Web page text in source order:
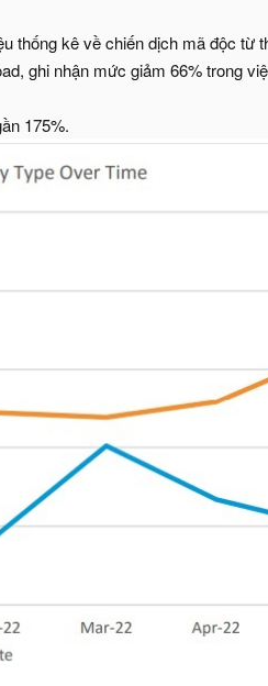
thống kê về chiến dịch mã độc từ
ghi nhận mức giảm 66% trong
175%.